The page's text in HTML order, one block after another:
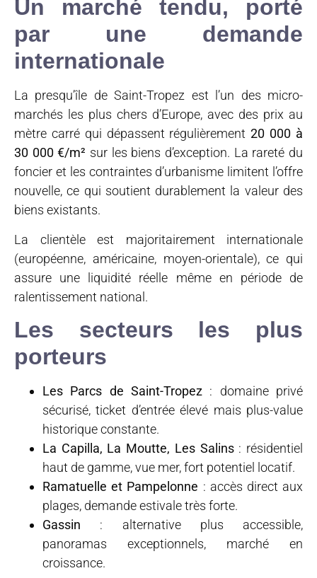
Un marché tendu, porté
par une demande
internationale
La presqu’île de Saint-Tropez est l’un des micro-
marchés les plus chers d’Europe, avec des prix au
mètre carré qui dépassent régulièrement20 000 à
30 000 €/m² sur les biens d’exception. La rareté du
foncier et les contraintes d’urbanisme limitent l’offre
nouvelle, ce qui soutient durablement la valeur des
biens existants.
La clientèle est majoritairement internationale
(européenne, américaine, moyen-orientale), ce qui
assure une liquidité réelle même en période de
ralentissement national.
Les secteurs les plus
porteurs
Les Parcs de Saint-Tropez : domaine privé
sécurisé, ticket d’entrée élevé mais plus-value
historique constante.
La Capilla, La Moutte, Les Salins: résidentiel
haut de gamme, vue mer, fort potentiel locatif.
Ramatuelle et Pampelonne : accès direct aux
plages, demande estivale très forte.
Gassin : alternative plus accessible,
panoramas exceptionnels, marché en
croissance.